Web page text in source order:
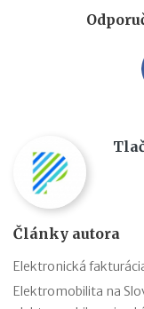
Články autora
Elektronická
Elektromobilita na